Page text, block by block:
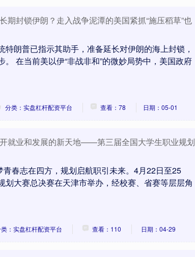
期封锁伊朗？走入战争泥潭的美国紧抓“施压稻草”也
特朗普已指示其助手，准备延长对伊朗的海上封锁，
。 在当前美以伊“非战非和”的微妙局势中，美国政府
分类：实盘杠杆配资平台 查看：78 日期：05-01
就业和发展的新天地——第三届全国大学生职业规划
青春志在四方，规划启航职引未来。4月22日至25
划大赛总决赛在天津市举办，经校赛、省赛等层层角
：实盘杠杆配资平台 查看：110 日期：04-29